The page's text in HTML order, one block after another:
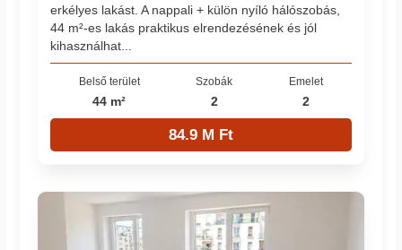
erkélyes lakást. A nappali + külön nyíló hálószobás,
44 m²-es lakás praktikus elrendezésének és jól
kihasználhat...
Belső terület
44 m²
Szobák
2
Emelet
2
84.9 M Ft